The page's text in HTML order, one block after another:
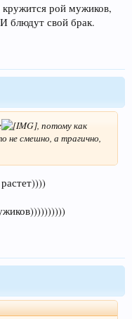
рой мужиков,
блюдут свой брак.
, потому как
не смешно, а трагично,